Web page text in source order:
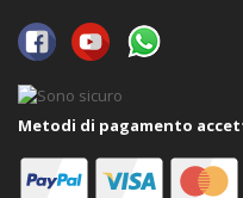
Metodi di pagamento